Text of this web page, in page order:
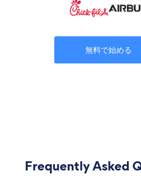
無料で始める
Frequently Asked